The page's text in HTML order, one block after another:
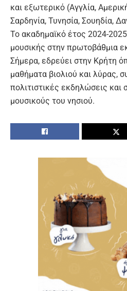
και εξωτερικό (Αγγλία,
Σαρδηνία, Τυνησία, Σουηδία,
Το ακαδημαϊκό έτος 2024-
μουσικής στην πρωτοβάθμια
Σήμερα, εδρεύει στην Κρήτη
μαθήματα βιολιού και λύρας,
πολιτιστικές εκδηλώσεις και
μουσικούς του νησιού.